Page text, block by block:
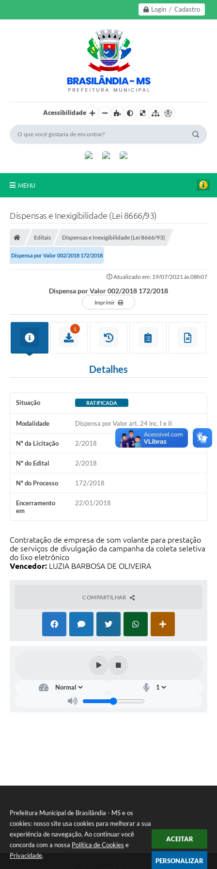
Prefeitura Municipal de Brasilândia - MS e os
cookies: nosso site usa cookies para melhorar a sua
experiência de navegação. Ao continuar você
concorda com a nossa Política de Cookies e
Privacidade.
ACEITAR
PERSONALIZAR
Login / Cadastro
Acessibilidade
MENU
Legislação
Transparência
e-SIC
Tributação
Outros Editais
Plano de Contratações Anual
Formulário
Agenda
Contato
Dispensas e Inexigibilidade (Lei 8666/93)
Editais Dispensas e Inexigibilidade (Lei 8666/93)
Dispensa por Valor 002/2018 172/2018
Atualizado em: 19/07/2021 às 08h07
Dispensa por Valor 002/2018 172/2018
Imprimir
1
Detalhes
Situação RATIFICADA
Modalidade Dispensa por Valor art. 24 inc. I e II
Nº da Licitação 2/2018
Nº do Edital 2/2018
Nº do Processo 172/2018
Encerramento
em
22/01/2018
Contratação de empresa de som volante para prestação
de serviços de divulgação da campanha da coleta seletiva
do lixo eletrônico
Vencedor: LUZIA BARBOSA DE OLIVEIRA
COMPARTILHAR